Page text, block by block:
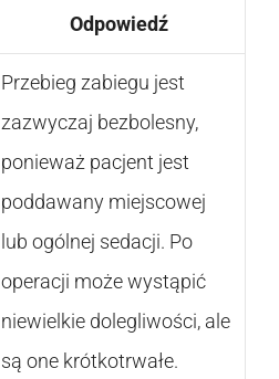
Odpowiedź
Przebieg zabiegu jest
zazwyczaj bezbolesny,
ponieważ pacjent jest
poddawany miejscowej
lub ogólnej sedacji. Po
operacji może wystąpić
niewielkie dolegliwości, ale
są one krótkotrwałe.